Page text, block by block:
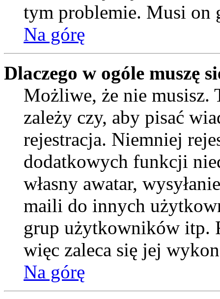
tym problemie. Musi on
Na górę
Dlaczego w ogóle muszę
Możliwe, że nie musisz.
zależy czy, aby pisać
rejestracja. Niemniej
dodatkowych funkcji
własny awatar,
maili do innych
grup użytkowników itp.
więc zaleca się jej
Na górę